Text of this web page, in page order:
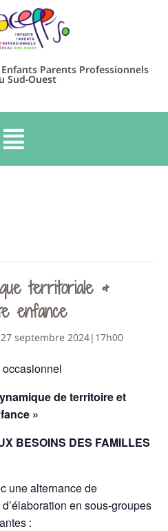
Parents Professionnels
Sud-Ouest
territoriale &
enfance
27 septembre 2024|17h00
occasionnel
de territoire et
»
BESOINS DES FAMILLES
une alternance de
en sous-groupes
: